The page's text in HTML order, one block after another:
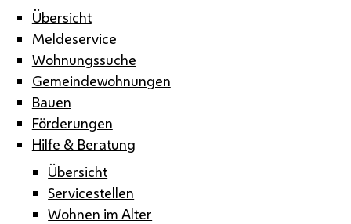
Übersicht
Meldeservice
Wohnungssuche
Gemeindewohnungen
Bauen
Förderungen
Hilfe & Beratung
Übersicht
Servicestellen
Wohnen im Alter